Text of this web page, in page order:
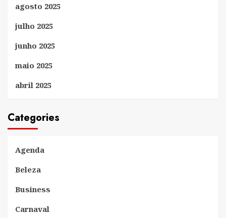
agosto 2025
julho 2025
junho 2025
maio 2025
abril 2025
Categories
Agenda
Beleza
Business
Carnaval